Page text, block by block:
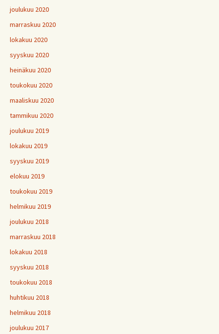
joulukuu 2020
marraskuu 2020
lokakuu 2020
syyskuu 2020
heinäkuu 2020
toukokuu 2020
maaliskuu 2020
tammikuu 2020
joulukuu 2019
lokakuu 2019
syyskuu 2019
elokuu 2019
toukokuu 2019
helmikuu 2019
joulukuu 2018
marraskuu 2018
lokakuu 2018
syyskuu 2018
toukokuu 2018
huhtikuu 2018
helmikuu 2018
joulukuu 2017